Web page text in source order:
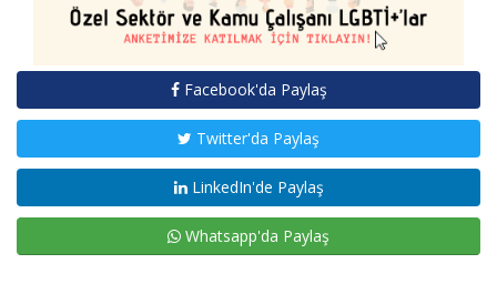
Facebook'da Paylaş
Twitter'da Paylaş
LinkedIn'de Paylaş
Whatsapp'da Paylaş